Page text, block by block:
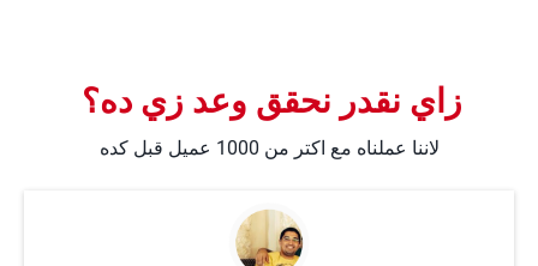
زاي نقدر نحقق وعد زي ده؟
لاننا عملناه مع اكتر من 1000 عميل قبل كده